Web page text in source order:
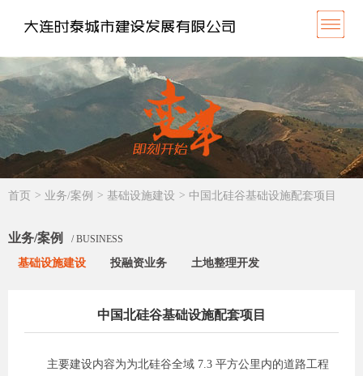
首页 > 业务/案例 > 基础设施建设 > 中国北硅谷基础设施配套项目
业务/案例 / BUSINESS
基础设施建设 投融资业务 土地整理开发
中国北硅谷基础设施配套项目
主要建设内容为为北硅谷全域 7.3 平方公里内的道路工程